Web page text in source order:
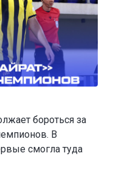
бороться за
В
смогла туда